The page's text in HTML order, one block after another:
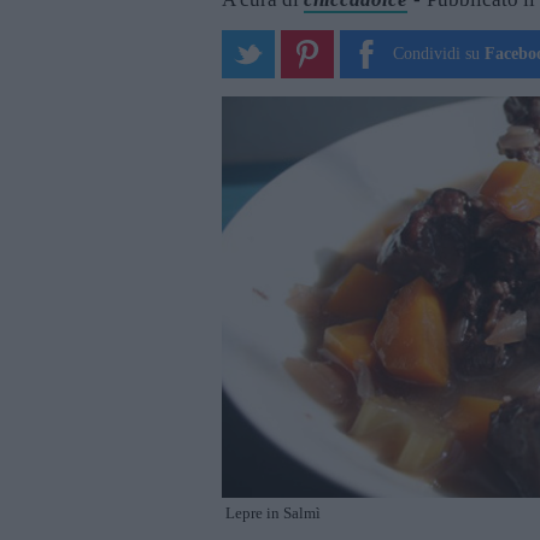
Condividi su
Lepre in Salmì